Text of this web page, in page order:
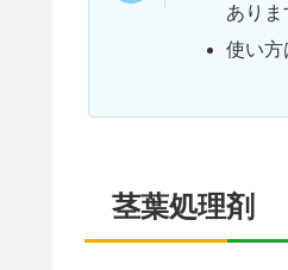
ありま
使い方
茎葉処理剤